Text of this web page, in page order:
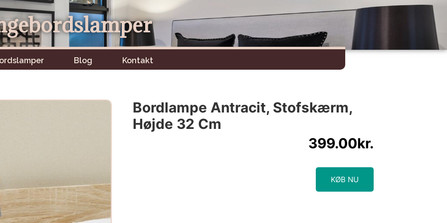
Blog Kontakt
Bordlampe Antracit, Stofskærm,
Højde 32 Cm
399.00kr.
KØB NU